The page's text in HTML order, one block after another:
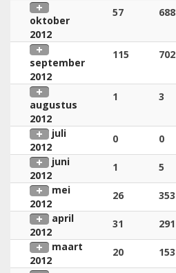
oktober
2012
57 688
september
2012
115 702
augustus
2012
1 3
juli
2012
0 0
juni
2012
1 5
mei
2012
26 353
april
2012
31 291
maart
2012
20 153